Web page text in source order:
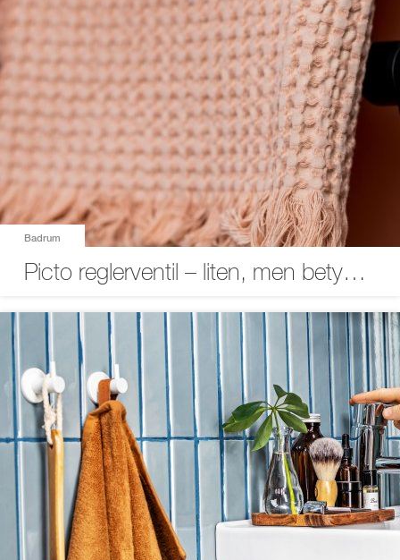
Badrum
Picto reglerventil – liten, men betydelsefull